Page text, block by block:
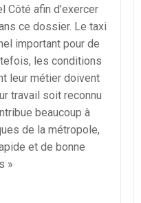
Côté afin d’exercer
ce dossier. Le taxi
important pour de
les conditions
leur métier doivent
travail soit reconnu
beaucoup à
de la métropole,
et de bonne
»